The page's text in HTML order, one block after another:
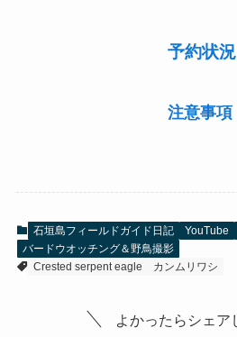
予約状況
注意事項
石垣島フィールドガイド日記 YouTube
バードウオッチング＆野鳥撮影
Crested serpent eagle
カンムリワシ
よかったらシェア